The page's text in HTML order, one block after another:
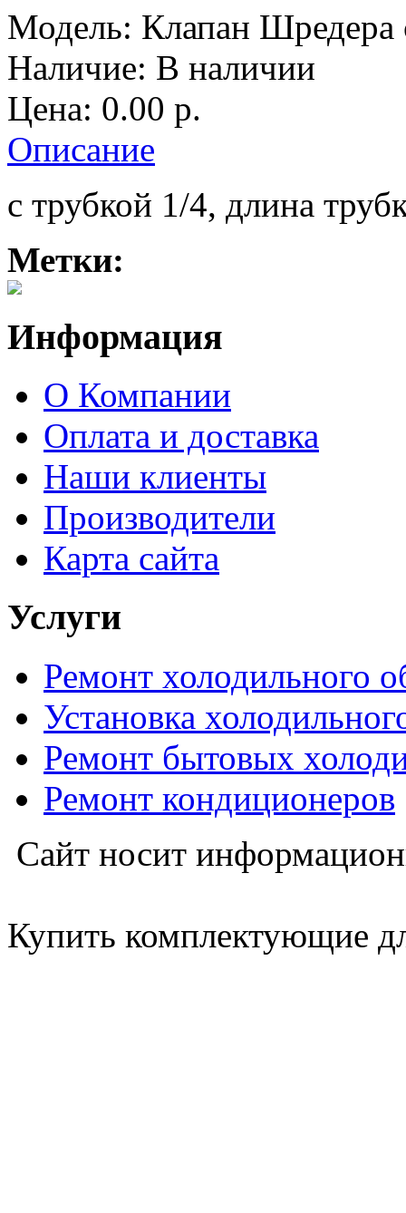
Модель: Клапан Шредера
Наличие: В наличии
Цена: 0.00 р.
Описание
с трубкой 1/4, длина
Метки:
Информация
О Компании
Оплата и доставка
Наши клиенты
Производители
Карта сайта
Услуги
Ремонт холодильного
Установка
Ремонт бытовых
Ремонт кондиционеров
Сайт носит
Купить комплектующие